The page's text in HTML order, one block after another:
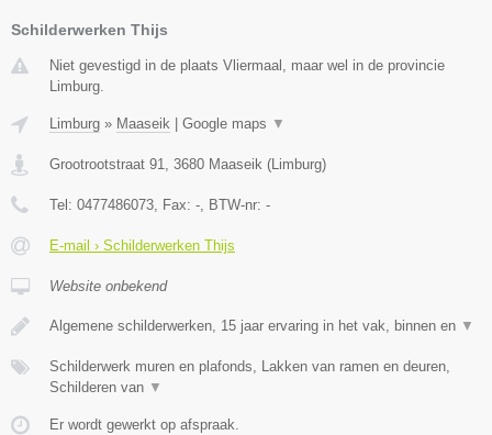
Schilderwerken Thijs
Niet gevestigd in de plaats Vliermaal, maar wel in de provincie
Limburg.
Limburg » Maaseik Google maps ▼
Grootrootstraat 91, 3680 Maaseik (Limburg)
Tel: 0477486073, Fax: -, BTW-nr: -
E-mail › Schilderwerken Thijs
Website onbekend
Algemene schilderwerken, 15 jaar ervaring in het vak, binnen en ▼
Schilderwerk muren en plafonds, Lakken van ramen en deuren,
Schilderen van ▼
Er wordt gewerkt op afspraak.